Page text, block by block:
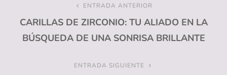
Navegación
de
entradas
Entrada
anterior
ENTRADA ANTERIOR
CARILLAS DE ZIRCONIO: TU ALIADO EN LA
BÚSQUEDA DE UNA SONRISA BRILLANTE
Entrada
ENTRADA SIGUIENTE